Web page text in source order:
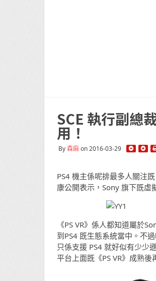
SCE 執行副總
用！
By森麻on 2016-03-29
PS4 機主係呢排最多人關注
康公開表示，Sony 旗下既虛
《PS VR》係人都知道屬於
到PS4 既生態系統當中。不
只係支援 PS4 就好似有少少
平台上面既《PS VR》成熟後